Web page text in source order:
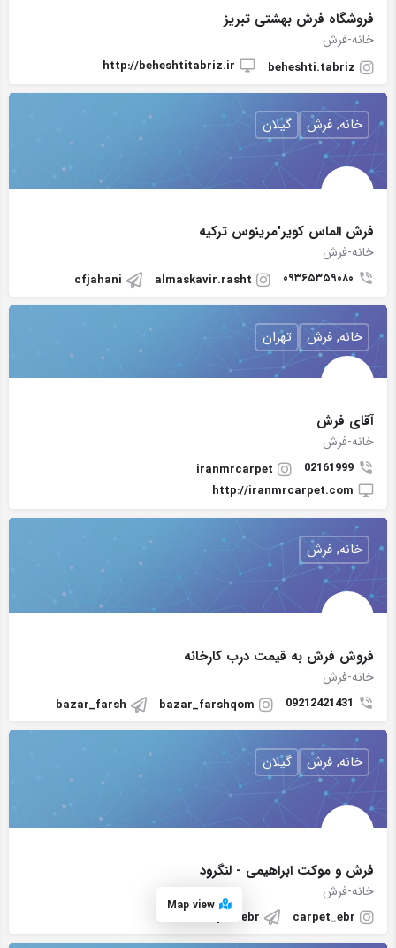
فروشگاه فرش بهشتی تبریز
خانه-فرش
beheshti.tabriz
http://beheshtitabriz.ir
فرش الماس کویر'مرینوس ترکیه
خانه-فرش
۰۹۳۶۵۳۵۹۰۸۰ almaskavir.rasht
cfjahani
خانه, فرش گیلان
آقای فرش
خانه-فرش
02161999
iranmrcarpet
http://iranmrcarpet.com
خانه, فرش تهران
فروش فرش به قیمت درب کارخانه
خانه-فرش
09212421431
bazar_farshqom
bazar_farsh
خانه, فرش
فرش و موکت ابراهیمی - لنگرود
خانه-فرش
carpet_ebr
carpet_ebr
خانه, فرش گیلان
Map view